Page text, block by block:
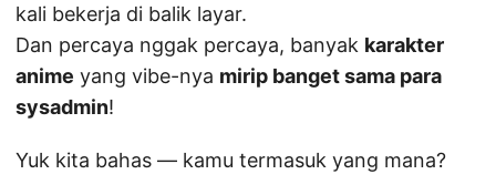
kali bekerja di balik layar.
Dan percaya nggak percaya, banyak karakter
anime yang vibe-nya mirip banget sama para
sysadmin!
Yuk kita bahas — kamu termasuk yang mana?